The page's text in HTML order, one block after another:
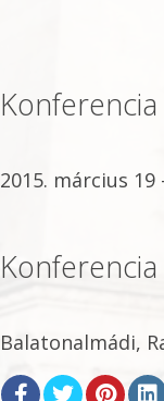
2015. március 19
Balatonalmádi,